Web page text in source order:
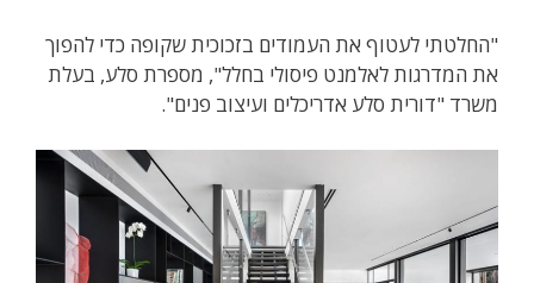
"החלטתי לעטוף את העמודים בזכוכית שקופה כדי להפוך
את המדרגות לאלמנט פיסולי בחלל", מספרת סלע, בעלת
משרד "דורית סלע אדריכלים ועיצוב פנים".